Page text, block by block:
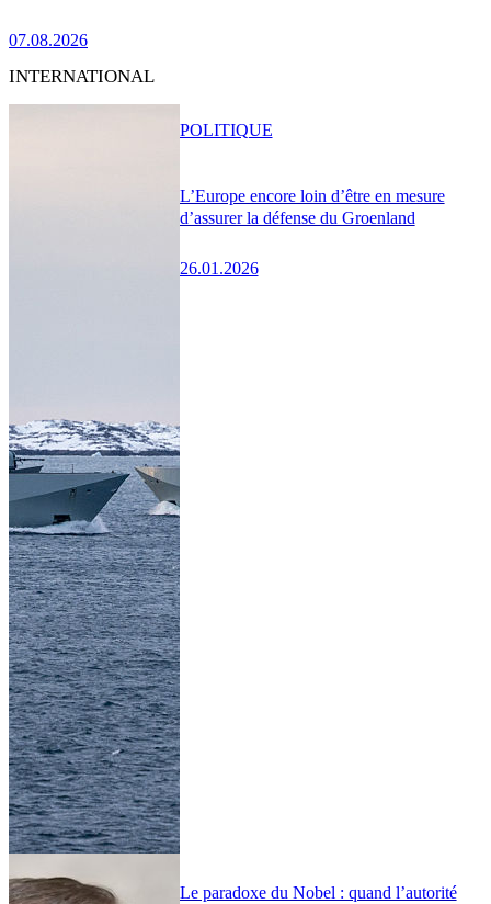
07.08.2026
INTERNATIONAL
L’Europe encore loin d’être en mesure
d’assurer la défense du Groenland
26.01.2026
POLITIQUE
Le paradoxe du Nobel : quand l’autorité